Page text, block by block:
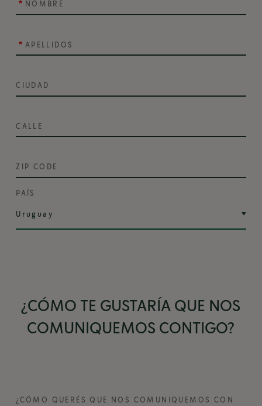
NOMBRE
APELLIDOS
CIUDAD
CALLE
ZIP CODE
PAÍS
¿CÓMO TE GUSTARÍA QUE NOS
COMUNIQUEMOS CONTIGO?
¿CÓMO QUERÉS QUE NOS COMUNIQUEMOS CON